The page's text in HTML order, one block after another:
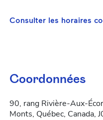
Consulter les horaires
Coordonnées
90, rang Rivière-Aux-
Monts, Québec, Canada,